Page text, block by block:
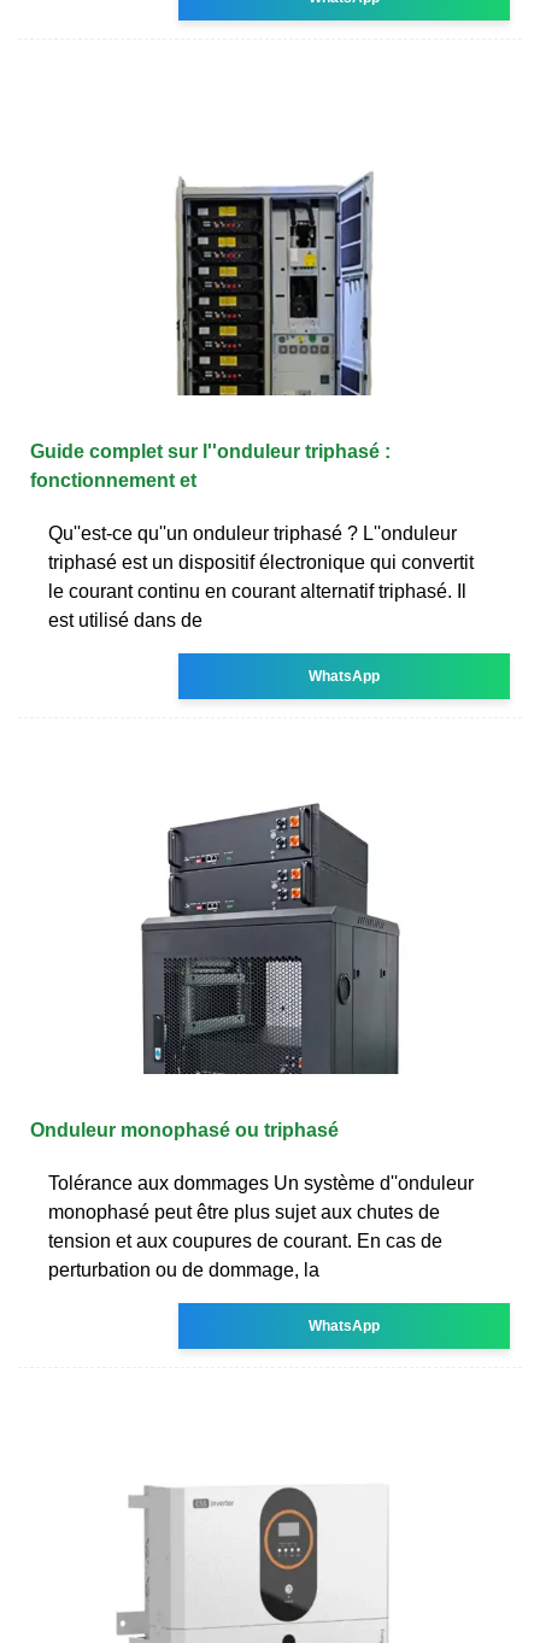
Guide complet sur l''onduleur triphasé :
fonctionnement et
Qu''est-ce qu''un onduleur triphasé ? L''onduleur
triphasé est un dispositif électronique qui convertit
le courant continu en courant alternatif triphasé. Il
est utilisé dans de
WhatsApp
Onduleur monophasé ou triphasé
Tolérance aux dommages Un système d''onduleur
monophasé peut être plus sujet aux chutes de
tension et aux coupures de courant. En cas de
perturbation ou de dommage, la
WhatsApp